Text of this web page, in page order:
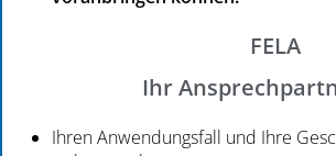
FELA
Ihr
Ihren Anwendungsfall und Ihre